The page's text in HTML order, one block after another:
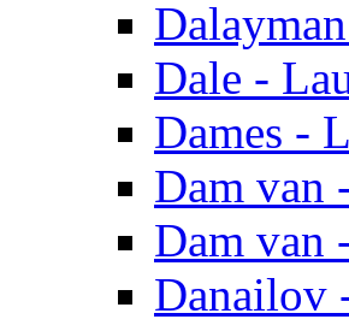
Dale -
Dames -
Dam van
Dam van
Danailov